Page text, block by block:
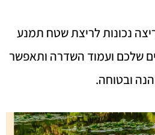
נכונות לריצת שטח תמנע
שלכם ועמוד השדרה ותאפשר
ובטוחה.